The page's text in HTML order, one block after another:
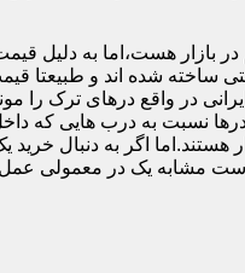
هست،اما به دلیل
ساخته شده اند و طبیعتا
در واقع درهای ترک را
درها نسبت به درب هایی که
اگر به دنبال خرید
مشابه یک در معمولی عمل